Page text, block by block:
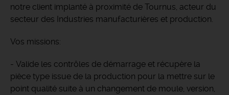
notre client implanté à proximité de Tournus, acteur du
secteur des Industries manufacturières et production.
Vos missions:
- Valide les contrôles de démarrage et récupère la
pièce type issue de la production pour la mettre sur le
point qualité suite à un changement de moule, version,